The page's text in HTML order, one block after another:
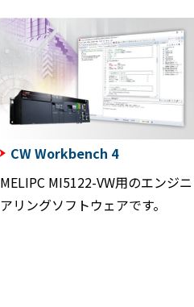
CW Workbench 4
MELIPC MI5122-VW用のエンジニ
アリングソフトウェアです。